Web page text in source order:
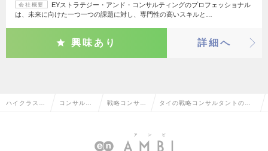
会社概要
EYストラテジー・アンド・コンサルティングのプロフェッショナル
は、未来に向けた一つ一つの課題に対し、専門性の高いスキルと…
興味あり 詳細へ
ハイクラス求 コンサルタ 戦略コンサル タイの戦略コンサルタントの転